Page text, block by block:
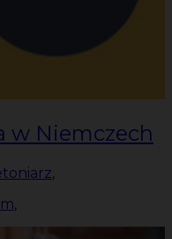
w Niemczech
,
,